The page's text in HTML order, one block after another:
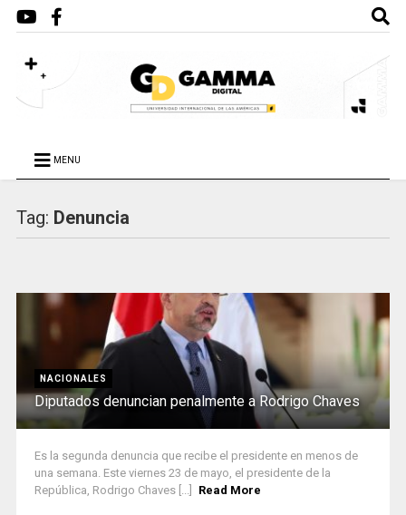
MENU
Tag: Denuncia
NACIONALES
Diputados denuncian penalmente a Rodrigo Chaves
Es la segunda denuncia que recibe el presidente en menos de
una semana. Este viernes 23 de mayo, el presidente de la
República, Rodrigo Chaves [...]
Read More